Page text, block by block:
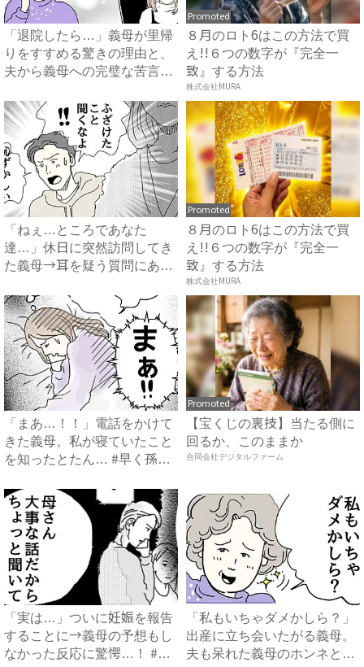
「退院したら…」義母が里帰
りをすすめる驚きの理由と、
夫から義母への完璧な苦言
Promoted
８月のロト6はこの方法で買
え!!６つの数字が『完全一
致』する方法
株式会社MURA
「ねぇ…ところであなた
達…」休日に突然訪問してき
た義母→耳を疑う質問にあ
Promoted
８月のロト6はこの方法で買
え!!６つの数字が『完全一
致』する方法
株式会社MURA
「まあ…！！」電話をかけて
きた義母。私が寝ていたこと
を知ったとたん… #早く孫
Promoted
【宝くじの裏技】当たる側に
回るか、このままか
合同会社デジタルファーム
「実は…」ついに妊娠を報告
することに→義母の予想もし
なかった反応に驚愕…！ #
「私もいちゃダメかしら？」
出産に立ち会いたがる義母。
夫も呆れた義母のホンネと